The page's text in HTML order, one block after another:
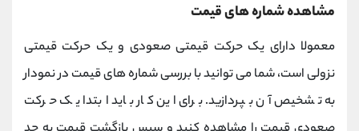
مشاهده شماره های قیمت
معمولا دارای یک حرکت قیمتی صعودی و یک حرکت قیمتی
نزولی است، شما می توانید با بررسی شماره های قیمت در نمودار
به تشخیص آن بپردازید. برای این کار باید ابتدا یک حرکت